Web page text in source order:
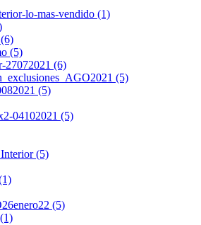
lo-mas-vendido (1)
(5)
27072021 (6)
(5)
(5)
04102021 (5)
(5)
(5)